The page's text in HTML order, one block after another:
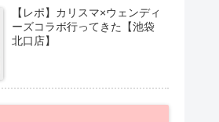
【レポ】カリスマ×ウェンディ
ーズコラボ行ってきた【池袋
北口店】